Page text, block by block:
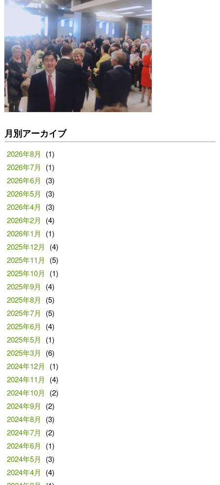
月別アーカイブ
2026年8月
(1)
2026年7月
(1)
2026年6月
(3)
2026年5月
(3)
2026年4月
(3)
2026年2月
(4)
2026年1月
(1)
2025年12月
(4)
2025年11月
(5)
2025年10月
(1)
2025年9月
(4)
2025年8月
(5)
2025年7月
(5)
2025年6月
(4)
2025年5月
(1)
2025年3月
(6)
2024年12月
(1)
2024年11月
(4)
2024年10月
(2)
2024年9月
(2)
2024年8月
(3)
2024年7月
(2)
2024年6月
(1)
2024年5月
(3)
2024年4月
(4)